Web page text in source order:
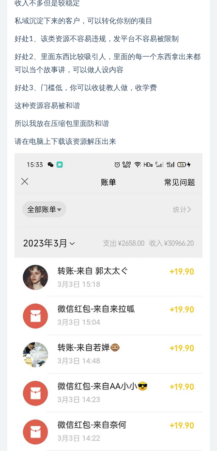
收入不多但是较稳定
私域沉淀下来的客户，可以转化你别的项目
好处1、该类资源不容易违规，发平台不容易被限制
好处2、里面东西比较吸引人，里面的每一个东西拿出来都
可以当个故事讲，可以做人设内容
好处3、门槛低，你可以收徒教人做，收学费
这种资源容易被和谐
所以我放在压缩包里面防和谐
请在电脑上下载该资源解压出来